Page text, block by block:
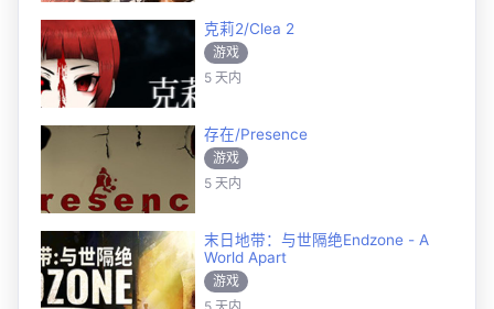
克莉2/Clea 2
游戏
5 天内
存在/Presence
游戏
5 天内
末日地带：与世隔绝Endzone - A
World Apart
游戏